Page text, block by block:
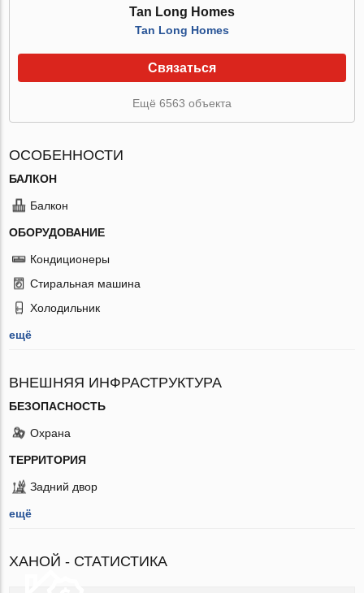
Tan Long Homes
Tan Long Homes
Связаться
Ещё 6563 объекта
ОСОБЕННОСТИ
БАЛКОН
Балкон
ОБОРУДОВАНИЕ
Кондиционеры
Стиральная машина
Холодильник
ещё
ВНЕШНЯЯ ИНФРАСТРУКТУРА
БЕЗОПАСНОСТЬ
Охрана
ТЕРРИТОРИЯ
Задний двор
ещё
ХАНОЙ - СТАТИСТИКА